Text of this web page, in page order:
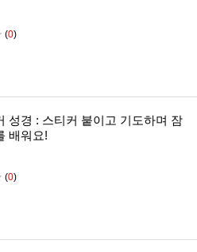
(0)
성경 : 스티커 붙이고 기도하며 잠
배워요!
(0)